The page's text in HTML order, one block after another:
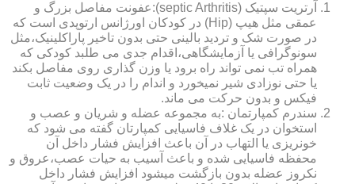
آرتریت سپتیک (septic Arthritis):عفونت مفاصل بزرگ و
عمقی مثل هیپ (Hip) در کودکان اورژانس ارتوپدی است که
در صورت شک و تردید بالینی حتی بدون تاخیر پاراکلینیک،مثل
سونوگرافی یا آزمایشگاهی،اقدام جدی می طلبد کودکی که
همراه تب نمی تواند راه برود یا وزن گذاری روی مفاصل بکند
یا حتی نوزادی شیر نمیخورد و اندام را در یک وضعیت ثابت
فیکس و بدون حرکت می ماند.
سندرم کمپارتمان :به مجموعه عضله و شریان و عصب و
استخوان در یک غلاف فاسیایی کمپارتان گفته می شود که
خونریزی یا التهاب در آن باعث افزایش فشار داخل آن
محفظه فاسیایی شده و باعث آسیب به حیات عصب،عروق و
نکروز عضله بدون بازگشت میشود افزایش فشار داخل